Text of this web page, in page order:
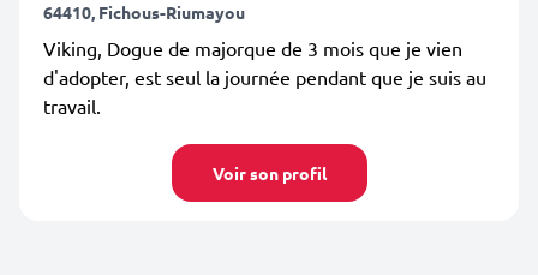
64410, Fichous-Riumayou
Viking, Dogue de majorque de 3 mois que je vien
d'adopter, est seul la journée pendant que je suis au
travail.
Voir son profil